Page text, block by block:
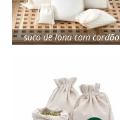
saco de lona com cordão